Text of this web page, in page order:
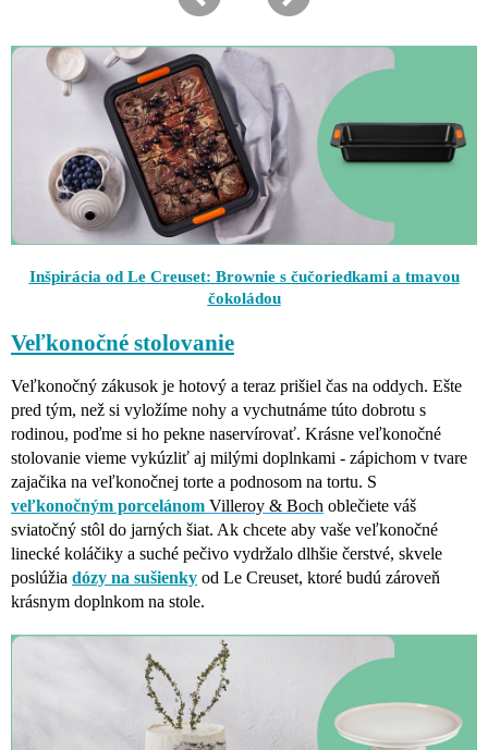
Inšpirácia od Le Creuset: Brownie s čučoriedkami a tmavou
čokoládou
Veľkonočné stolovanie
Veľkonočný zákusok je hotový a teraz prišiel čas na oddych. Ešte
pred tým, než si vyložíme nohy a vychutnáme túto dobrotu s
rodinou, poďme si ho pekne naservírovať. Krásne veľkonočné
stolovanie vieme vykúzliť aj milými doplnkami - zápichom v tvare
zajačika na veľkonočnej torte a podnosom na tortu. S
veľkonočným porcelánom Villeroy & Boch oblečiete váš
sviatočný stôl do jarných šiat. Ak chcete aby vaše veľkonočné
linecké koláčiky a suché pečivo vydržalo dlhšie čerstvé, skvele
poslúžia dózy na sušienky od Le Creuset, ktoré budú zároveň
krásnym doplnkom na stole.